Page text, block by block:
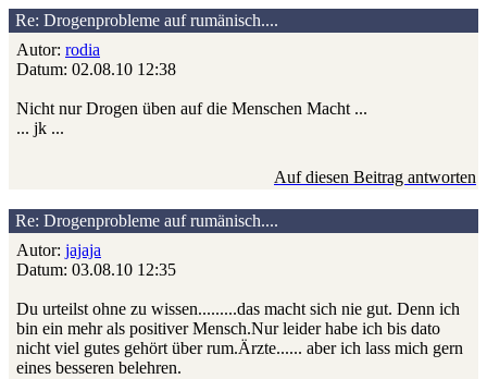
Re: Drogenprobleme auf rumänisch....
Autor: rodia
Datum: 02.08.10 12:38
Nicht nur Drogen üben auf die Menschen Macht ...
... jk ...
Auf diesen Beitrag antworten
Re: Drogenprobleme auf rumänisch....
Autor: jajaja
Datum: 03.08.10 12:35
Du urteilst ohne zu wissen.........das macht sich nie gut. Denn ich
bin ein mehr als positiver Mensch.Nur leider habe ich bis dato
nicht viel gutes gehört über rum.Ärzte...... aber ich lass mich gern
eines besseren belehren.